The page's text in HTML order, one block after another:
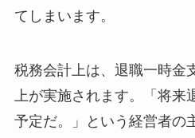
てしまいます。
税務会計上は、退職一時金
上が実施されます。「将来
予定だ。」という経営者の